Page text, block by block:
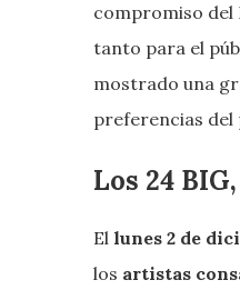
compromiso del
tanto para el
mostrado una
preferencias del
Los 24
El lunes 2 de
los artistas